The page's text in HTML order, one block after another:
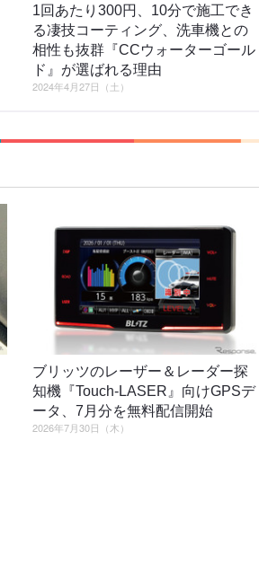
1回あたり300円、10分で施工でき
る凄技コーティング、洗車機との
相性も抜群『CCウォーターゴール
ド』が選ばれる理由
2024年4月27日（土）
ブリッツのレーザー＆レーダー探
知機『Touch-LASER』向けGPSデ
ータ、7月分を無料配信開始
2026年7月30日（木）